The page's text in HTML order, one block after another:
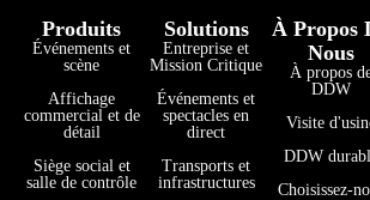
Produits
Événements et
scène
Affichage
commercial et de
détail
Siège social et
salle de contrôle
Solutions
Entreprise et
Mission Critique
Événements et
spectacles en
direct
Transports et
infrastructures
À Propos
Nous
À propos
DDW
Visite
DDW
Choisissez-